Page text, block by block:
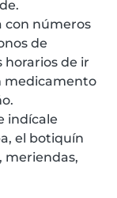
con números
de
horarios de ir
medicamento
indícale
el botiquín
meriendas,